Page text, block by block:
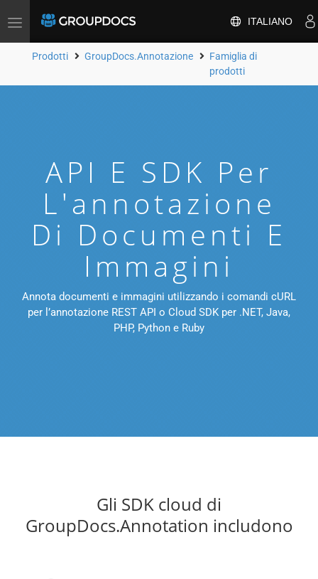
Attiva/disattiva
navigazione
ITALIANO
Prodotti GroupDocs.Annotazione
Famiglia di
prodotti
API E SDK Per
L'annotazione
Di Documenti E
Immagini
Annota documenti e immagini utilizzando i comandi cURL
per l’annotazione REST API o Cloud SDK per .NET, Java,
PHP, Python e Ruby‎
Gli SDK cloud di
GroupDocs.Annotation includono